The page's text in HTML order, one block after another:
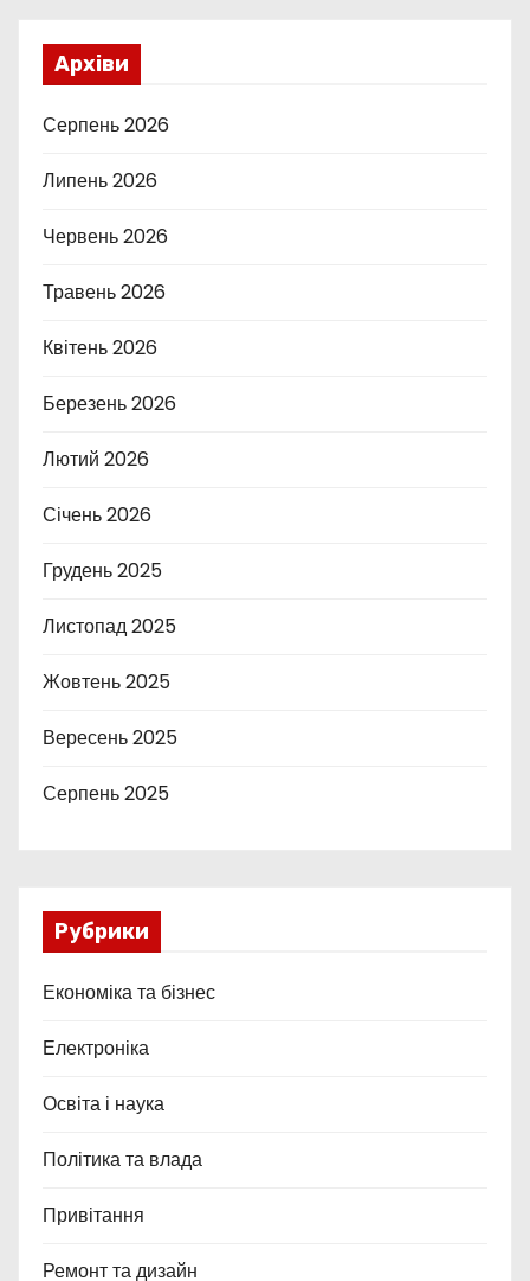
Архіви
Серпень 2026
Липень 2026
Червень 2026
Травень 2026
Квітень 2026
Березень 2026
Лютий 2026
Січень 2026
Грудень 2025
Листопад 2025
Жовтень 2025
Вересень 2025
Серпень 2025
Рубрики
Економіка та бізнес
Електроніка
Освіта і наука
Політика та влада
Привітання
Ремонт та дизайн